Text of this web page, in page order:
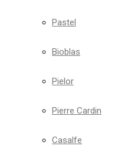
Pastel
Bioblas
Pielor
Pierre Cardin
Casalfe